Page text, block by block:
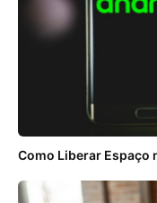
Como Liberar Espaço